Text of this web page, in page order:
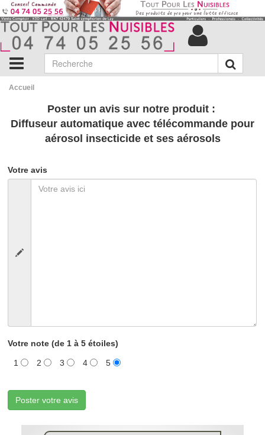
Accueil
Poster un avis sur notre produit :
Diffuseur automatique avec télécommande pour
aérosol insecticide et ses aérosols
Votre avis
Votre note (de 1 à 5 étoiles)
1 2 3 4 5
Poster votre avis